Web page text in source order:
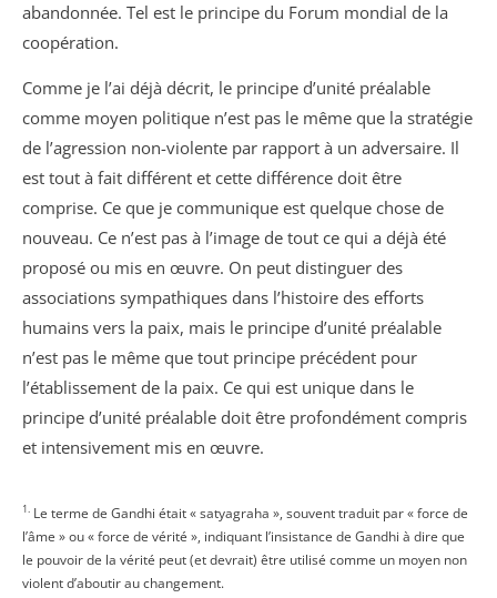
abandonnée. Tel est le principe du Forum mondial de la
coopération.
Comme je l’ai déjà décrit, le principe d’unité préalable
comme moyen politique n’est pas le même que la stratégie
de l’agression non-violente par rapport à un adversaire. Il
est tout à fait différent et cette différence doit être
comprise. Ce que je communique est quelque chose de
nouveau. Ce n’est pas à l’image de tout ce qui a déjà été
proposé ou mis en œuvre. On peut distinguer des
associations sympathiques dans l’histoire des efforts
humains vers la paix, mais le principe d’unité préalable
n’est pas le même que tout principe précédent pour
l’établissement de la paix. Ce qui est unique dans le
principe d’unité préalable doit être profondément compris
et intensivement mis en œuvre.
1. Le terme de Gandhi était « satyagraha », souvent traduit par « force de
l’âme » ou « force de vérité », indiquant l’insistance de Gandhi à dire que
le pouvoir de la vérité peut (et devrait) être utilisé comme un moyen non
violent d’aboutir au changement.